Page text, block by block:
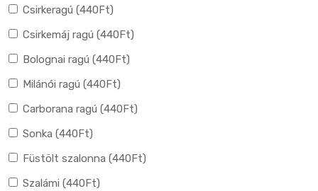
Csirkeragú (440Ft)
Csirkemáj ragú (440Ft)
Bolognai ragú (440Ft)
Milánói ragú (440Ft)
Carborana ragú (440Ft)
Sonka (440Ft)
Füstölt szalonna (440Ft)
Szalámi (440Ft)